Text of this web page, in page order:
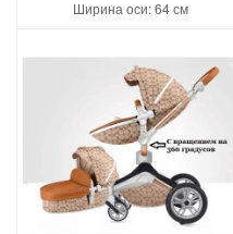
Ширина оси: 64 см